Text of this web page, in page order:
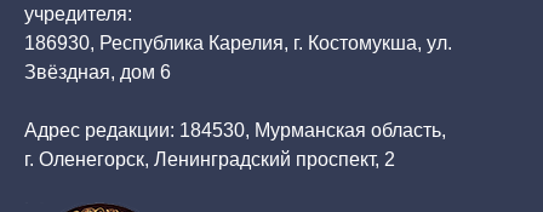
учредителя:
186930, Республика Карелия, г. Костомукша, ул.
Звёздная, дом 6
Адрес редакции: 184530, Мурманская область,
г. Оленегорск, Ленинградский проспект, 2